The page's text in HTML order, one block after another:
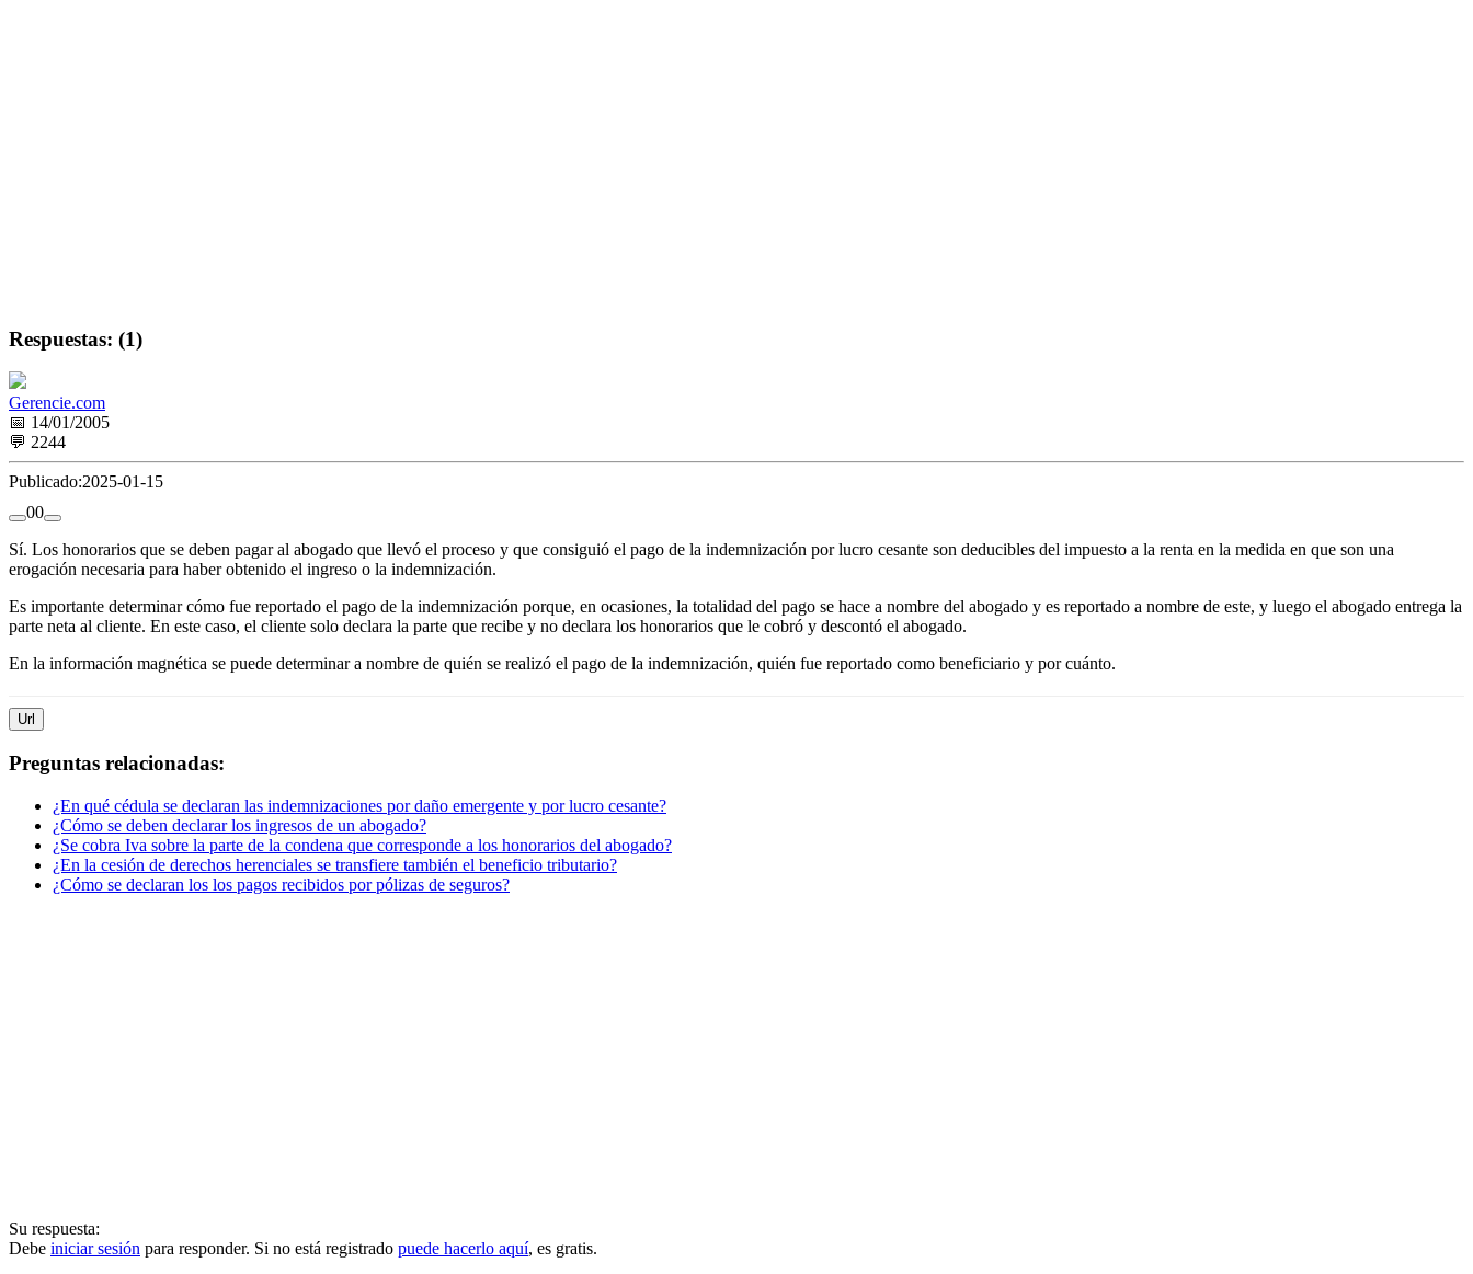
Respuestas: (1)
Gerencie.com
📅 14/01/2005
💬 2244
Publicado:2025-01-15
00
Sí. Los honorarios que se deben pagar al abogado que llevó el proceso y que consiguió el pago de la indemnización por lucro cesante son deducibles del impuesto a la renta en la medida en que son una
erogación necesaria para haber obtenido el ingreso o la indemnización.
Es importante determinar cómo fue reportado el pago de la indemnización porque, en ocasiones, la totalidad del pago se hace a nombre del abogado y es reportado a nombre de este, y luego el abogado entrega la
parte neta al cliente. En este caso, el cliente solo declara la parte que recibe y no declara los honorarios que le cobró y descontó el abogado.
En la información magnética se puede determinar a nombre de quién se realizó el pago de la indemnización, quién fue reportado como beneficiario y por cuánto.
Url
Preguntas relacionadas:
¿En qué cédula se declaran las indemnizaciones por daño emergente y por lucro cesante?
¿Cómo se deben declarar los ingresos de un abogado?
¿Se cobra Iva sobre la parte de la condena que corresponde a los honorarios del abogado?
¿En la cesión de derechos herenciales se transfiere también el beneficio tributario?
¿Cómo se declaran los los pagos recibidos por pólizas de seguros?
Su respuesta:
Debe iniciar sesión para responder. Si no está registrado puede hacerlo aquí, es gratis.